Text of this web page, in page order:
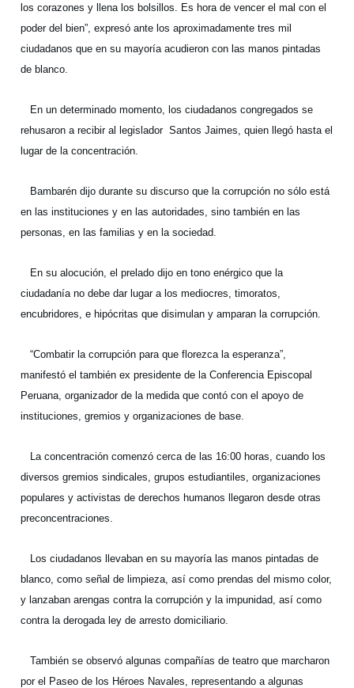
los corazones y llena los bolsillos. Es hora de vencer el mal con el
poder del bien”, expresó ante los aproximadamente tres mil
ciudadanos que en su mayoría acudieron con las manos pintadas
de blanco.
En un determinado momento, los ciudadanos congregados se
rehusaron a recibir al legislador Santos Jaimes, quien llegó hasta el
lugar de la concentración.
Bambarén dijo durante su discurso que la corrupción no sólo está
en las instituciones y en las autoridades, sino también en las
personas, en las familias y en la sociedad.
En su alocución, el prelado dijo en tono enérgico que la
ciudadanía no debe dar lugar a los mediocres, timoratos,
encubridores, e hipócritas que disimulan y amparan la corrupción.
“Combatir la corrupción para que florezca la esperanza”,
manifestó el también ex presidente de la Conferencia Episcopal
Peruana, organizador de la medida que contó con el apoyo de
instituciones, gremios y organizaciones de base.
La concentración comenzó cerca de las 16:00 horas, cuando los
diversos gremios sindicales, grupos estudiantiles, organizaciones
populares y activistas de derechos humanos llegaron desde otras
preconcentraciones.
Los ciudadanos llevaban en su mayoría las manos pintadas de
blanco, como señal de limpieza, así como prendas del mismo color,
y lanzaban arengas contra la corrupción y la impunidad, así como
contra la derogada ley de arresto domiciliario.
También se observó algunas compañías de teatro que marcharon
por el Paseo de los Héroes Navales, representando a algunas